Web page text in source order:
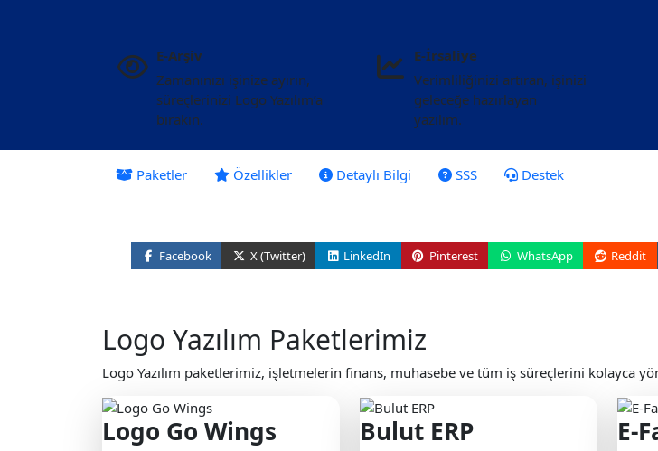
E-Arşiv
Zamanınızı işinize ayırın,
süreçlerinizi Logo Yazılım’a
bırakın.
E-İrsaliye
Verimliliğinizi artıran, işinizi
geleceğe hazırlayan
yazılım.
Paketler Özellikler Detaylı Bilgi SSS Destek
Facebook X (Twitter) LinkedIn Pinterest WhatsApp Reddit
Logo Yazılım Paketlerimiz
Logo Yazılım paketlerimiz, işletmelerin finans, muhasebe ve tüm iş süreçlerini kolayca
Logo Go Wings Bulut ERP E-